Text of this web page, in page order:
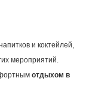
и коктейлей,
мероприятий.
отдыхом в